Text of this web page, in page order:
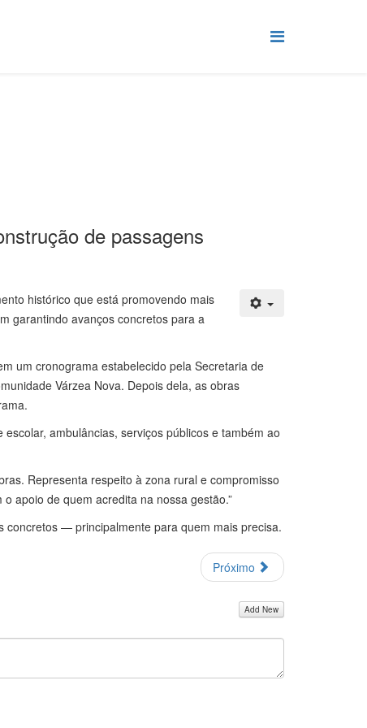
de passagens
histórico que está promovendo mais
garantindo avanços concretos para a
um cronograma estabelecido pela Secretaria de
Várzea Nova. Depois dela, as obras
ambulâncias, serviços públicos e também ao
Representa respeito à zona rural e compromisso
apoio de quem acredita na nossa gestão.”
concretos — principalmente para quem mais precisa.
Próximo
Add New